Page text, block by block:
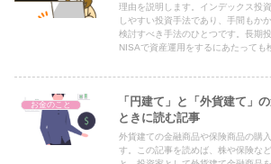
理由を説明します。インデックス投
しやすい投資手法であり、手間もか
検討すべき手法のひとつです。長期
NISAで資産運用をするにあたっても
お金のこと
「円建て」と「外貨建て」
ときに読む記事
外貨建ての金融商品や保険商品の購
す。この記事を読めば、株や保険な